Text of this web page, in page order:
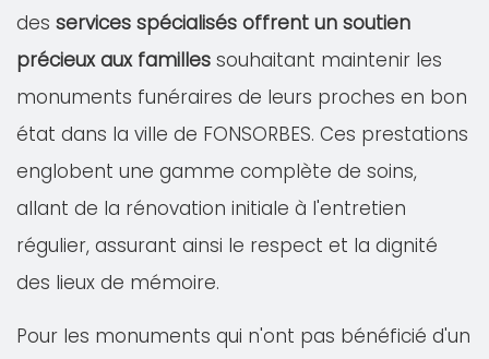
des services spécialisés offrent un soutien
précieux aux familles souhaitant maintenir les
monuments funéraires de leurs proches en bon
état dans la ville de FONSORBES. Ces prestations
englobent une gamme complète de soins,
allant de la rénovation initiale à l'entretien
régulier, assurant ainsi le respect et la dignité
des lieux de mémoire.
Pour les monuments qui n'ont pas bénéficié d'un